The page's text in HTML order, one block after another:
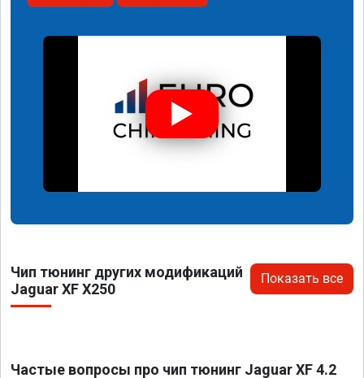
Чип тюнинг других модификаций
Jaguar XF X250
Показать все
Частые вопросы про чип тюнинг Jaguar XF 4.2